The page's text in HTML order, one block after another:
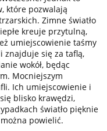
które pozwalają
Zimne światło
kreuje przytulną,
umiejscowienie taśmy
znajduje się za taflą,
wokół, będąc
Mocniejszym
Ich umiejscowienie i
blisko krawędzi,
światło pięknie
powielić.